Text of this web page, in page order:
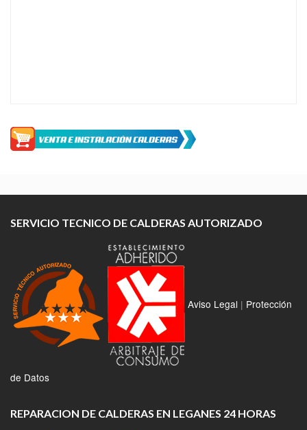
SERVICIO TECNICO DE CALDERAS AUTORIZADO
Aviso Legal | Protección
de Datos
REPARACION DE CALDERAS EN LEGANES 24 HORAS